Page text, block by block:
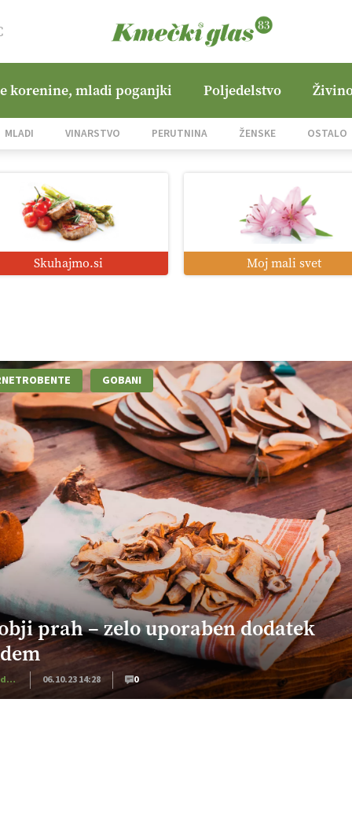
korenine, mladi poganjki Poljedelstvo
MLADI VINARSTVO PERUTNINA ŽENSKE OSTALO
Skuhajmo.si Moj mali svet
GOBANI
prah – zelo uporaben dodatek
Dom in družina 06.10.23 14:28 0